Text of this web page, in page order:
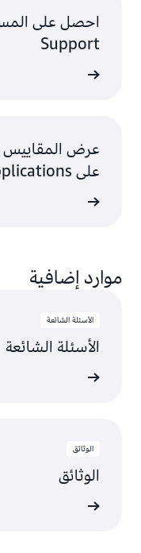
Support
عرض المقاييس
على myApplications
موارد إضافية
الأسئلة الشائعة
الأسئلة الشائعة
الوثائق
الوثائق